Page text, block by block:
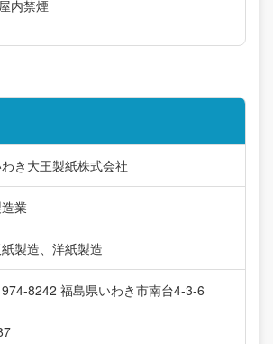
屋内禁煙
き大王製紙株式会社
業
製造、洋紙製造
8242 福島県いわき市南台4-3-6